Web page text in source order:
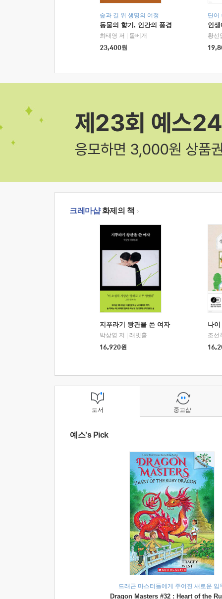
숲과 길 위 생명의 여정
동물의 향기, 인간의 풍경
최태영 저
돌베개
23,400원
단어
인
황선
크레마샵화제의 책
지푸라기 왕관을 쓴 여자
박상영 저
래빗홀
16,920원
나
조선
도서
예스's Pick
드래곤 마스터들에게 주어진 새로운 임
중고샵